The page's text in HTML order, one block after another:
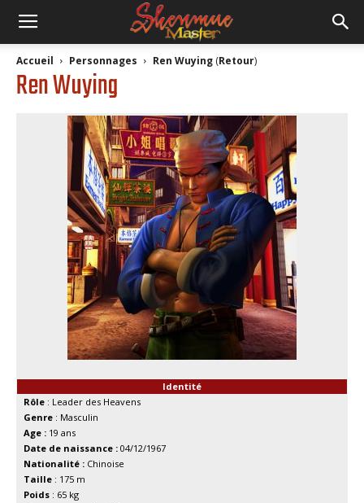
Accueil Personnages Ren Wuying (Retour)
Ren Wuying
Identité
Rôle : Leader des Heavens
Genre : Masculin
Age : 19 ans
Date de naissance : 04/12/1967
Nationalité : Chinoise
Taille : 175 m
Poids : 65 kg